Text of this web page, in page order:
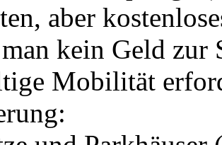
aber
kein Geld zur
Mobilität